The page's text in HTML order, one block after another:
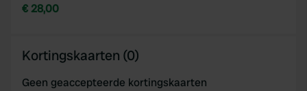
€ 28,00
Kortingskaarten (0)
Geen geaccepteerde kortingskaarten